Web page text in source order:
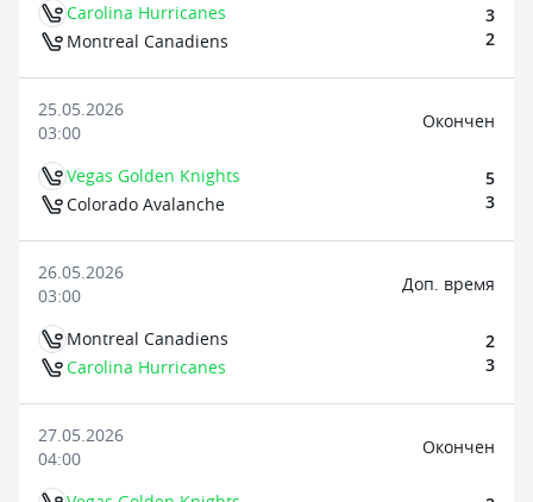
Carolina Hurricanes
Montreal Canadiens
3
2
25.05.2026
03:00
Vegas Golden Knights
Colorado Avalanche
Oкончен
5
3
26.05.2026
03:00
Montreal Canadiens
Carolina Hurricanes
Доп. время
2
3
27.05.2026
04:00
Oкончен